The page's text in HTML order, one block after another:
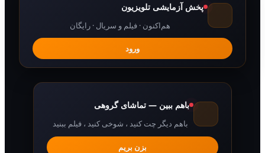
پخش آزمایشی تلویزیون
هم‌اکنون · فیلم و سریال · رایگان
ورود
باهم ببین — تماشای گروهی
باهم دیگر چت کنید ، شوخی کنید ، فیلم ببنید
بزن بریم